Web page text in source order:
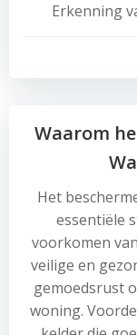
Erkenning
Waarom
Het
essentiële
voorkomen
veilige en
gemoedsrust
woning.